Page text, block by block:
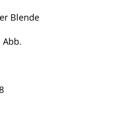
Blende
Abb.